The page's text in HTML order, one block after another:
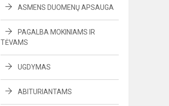
ASMENS DUOMENŲ APSAUGA
PAGALBA MOKINIAMS IR
TĖVAMS
UGDYMAS
ABITURIANTAMS